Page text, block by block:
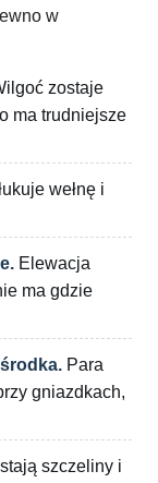
w
zostaje
ma trudniejsze
wełnę i
Elewacja
ma gdzie
Para
gniazdkach,
szczeliny i